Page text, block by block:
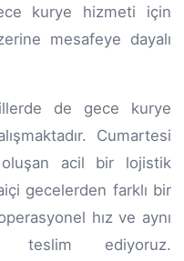
kurye hizmeti için
mesafeye dayalı
de gece kurye
Cumartesi
acil bir lojistik
gecelerden farklı bir
hız ve aynı
teslim ediyoruz.